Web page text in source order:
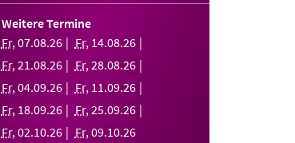
einem
Tab)
Weitere Termine
Fr,07.08.26 Fr, 14.08.26
Fr,21.08.26 Fr,28.08.26
Fr,04.09.26 Fr, 11.09.26
Fr, 18.09.26 Fr,25.09.26
Fr,02.10.26 Fr,09.10.26